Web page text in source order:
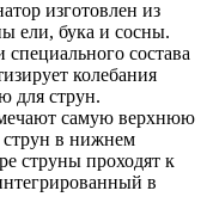
изготовлен из
ели, бука и сосны.
состава
колебания
для струн.
самую верхнюю
струн в нижнем
струны проходят к
в